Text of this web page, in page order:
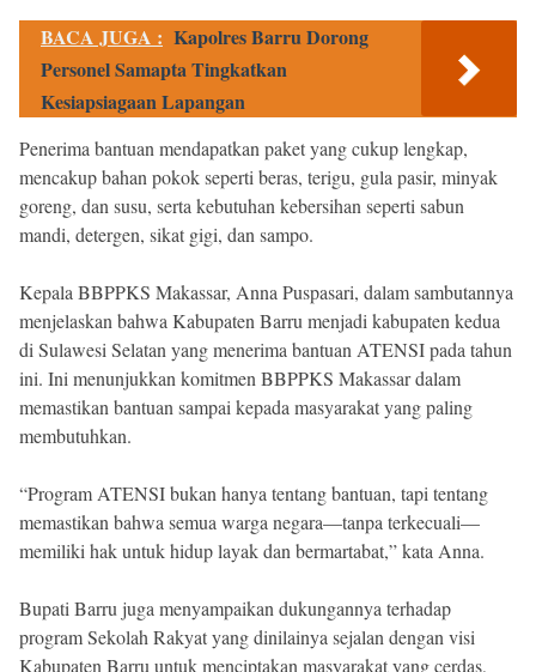
BACA JUGA : Kapolres Barru Dorong
Personel Samapta Tingkatkan
Kesiapsiagaan Lapangan
Penerima bantuan mendapatkan paket yang cukup lengkap,
mencakup bahan pokok seperti beras, terigu, gula pasir, minyak
goreng, dan susu, serta kebutuhan kebersihan seperti sabun
mandi, detergen, sikat gigi, dan sampo.
Kepala BBPPKS Makassar, Anna Puspasari, dalam sambutannya
menjelaskan bahwa Kabupaten Barru menjadi kabupaten kedua
di Sulawesi Selatan yang menerima bantuan ATENSI pada tahun
ini. Ini menunjukkan komitmen BBPPKS Makassar dalam
memastikan bantuan sampai kepada masyarakat yang paling
membutuhkan.
“Program ATENSI bukan hanya tentang bantuan, tapi tentang
memastikan bahwa semua warga negara—tanpa terkecuali—
memiliki hak untuk hidup layak dan bermartabat,” kata Anna.
Bupati Barru juga menyampaikan dukungannya terhadap
program Sekolah Rakyat yang dinilainya sejalan dengan visi
Kabupaten Barru untuk menciptakan masyarakat yang cerdas,